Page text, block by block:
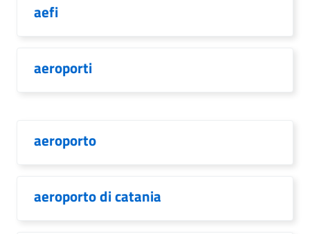
aefi
aeroporti
aeroporto
aeroporto di catania